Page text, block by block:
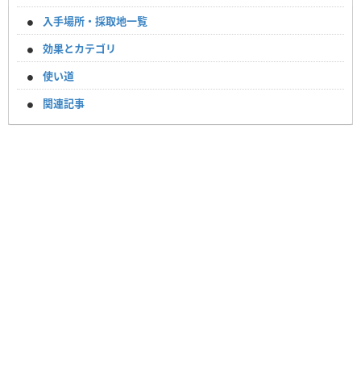
入手場所・採取地一覧
効果とカテゴリ
使い道
関連記事